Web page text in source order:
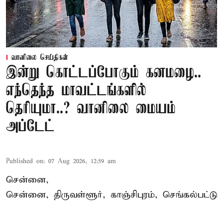
வானிலை செய்திகள்
இன்று கொட்டப்போகும் கனமழை..
எந்தெந்த மாவட்டங்களில்
தெரியுமா..? வானிலை மையம்
அப்டேட்
Published on: 07 Aug 2026, 12:59 am
சென்னை,
சென்னை, திருவள்ளூர், காஞ்சிபுரம், செங்கல்பட்டு